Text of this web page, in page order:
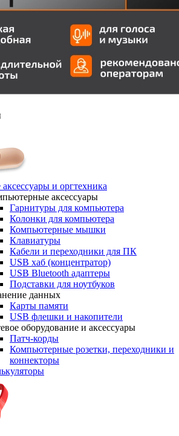
и оргтехника
аксессуары
Гарнитуры для компьютера
Колонки для компьютера
Компьютерные мышки
Клавиатуры
Кабели и переходники для ПК
USB хаб (концентратор)
USB Bluetooth адаптеры
Подставки для ноутбуков
данных
Карты памяти
USB флешки и накопители
оборудование и аксессуары
Патч-корды
Компьютерные розетки, переходники и
коннекторы